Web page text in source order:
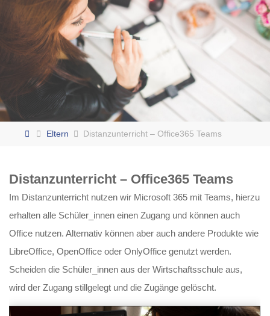
HomeEltern Distanzunterricht – Office365 Teams
Distanzunterricht – Office365 Teams
Im Distanzunterricht nutzen wir Microsoft 365 mit Teams, hierzu
erhalten alle Schüler_innen einen Zugang und können auch
Office nutzen. Alternativ können aber auch andere Produkte wie
LibreOffice, OpenOffice oder OnlyOffice genutzt werden.
Scheiden die Schüler_innen aus der Wirtschaftsschule aus,
wird der Zugang stillgelegt und die Zugänge gelöscht.